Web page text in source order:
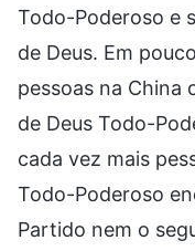
Todo-Poderoso e
de Deus. Em
pessoas na China
de Deus Todo-
cada vez mais
Todo-Poderoso
Partido nem o